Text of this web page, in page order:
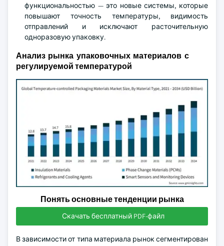
функциональностью — это новые системы, которые
повышают точность температуры, видимость
отправлений и исключают расточительную
одноразовую упаковку.
Анализ рынка упаковочных материалов с
регулируемой температурой
Понять основные тенденции рынка
Скачать бесплатный PDF-файл
В зависимости от типа материала рынок сегментирован